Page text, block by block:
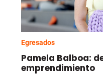
Egresados
Pamela Balboa:
emprendimiento